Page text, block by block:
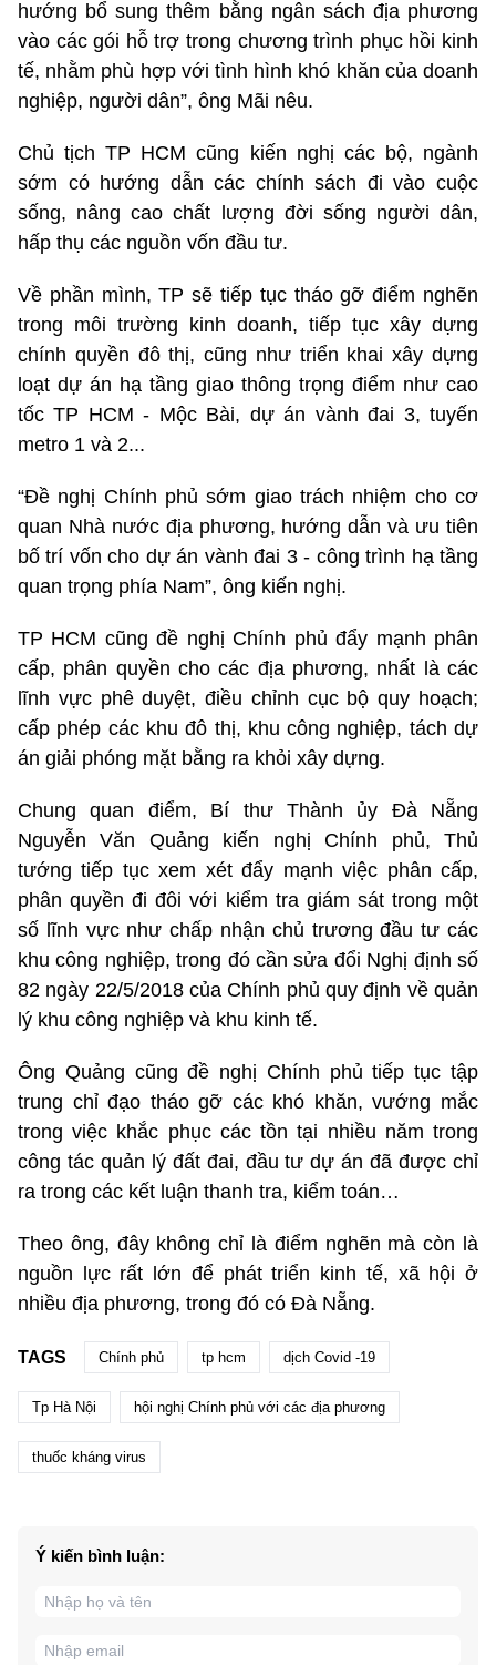
hướng bổ sung thêm bằng ngân sách địa phương
vào các gói hỗ trợ trong chương trình phục hồi kinh
tế, nhằm phù hợp với tình hình khó khăn của doanh
nghiệp, người dân”, ông Mãi nêu.
Chủ tịch TP HCM cũng kiến nghị các bộ, ngành
sớm có hướng dẫn các chính sách đi vào cuộc
sống, nâng cao chất lượng đời sống người dân,
hấp thụ các nguồn vốn đầu tư.
Về phần mình, TP sẽ tiếp tục tháo gỡ điểm nghẽn
trong môi trường kinh doanh, tiếp tục xây dựng
chính quyền đô thị, cũng như triển khai xây dựng
loạt dự án hạ tầng giao thông trọng điểm như cao
tốc TP HCM - Mộc Bài, dự án vành đai 3, tuyến
metro 1 và 2...
“Đề nghị Chính phủ sớm giao trách nhiệm cho cơ
quan Nhà nước địa phương, hướng dẫn và ưu tiên
bố trí vốn cho dự án vành đai 3 - công trình hạ tầng
quan trọng phía Nam”, ông kiến nghị.
TP HCM cũng đề nghị Chính phủ đẩy mạnh phân
cấp, phân quyền cho các địa phương, nhất là các
lĩnh vực phê duyệt, điều chỉnh cục bộ quy hoạch;
cấp phép các khu đô thị, khu công nghiệp, tách dự
án giải phóng mặt bằng ra khỏi xây dựng.
Chung quan điểm, Bí thư Thành ủy Đà Nẵng
Nguyễn Văn Quảng kiến nghị Chính phủ, Thủ
tướng tiếp tục xem xét đẩy mạnh việc phân cấp,
phân quyền đi đôi với kiểm tra giám sát trong một
số lĩnh vực như chấp nhận chủ trương đầu tư các
khu công nghiệp, trong đó cần sửa đổi Nghị định số
82 ngày 22/5/2018 của Chính phủ quy định về quản
lý khu công nghiệp và khu kinh tế.
Ông Quảng cũng đề nghị Chính phủ tiếp tục tập
trung chỉ đạo tháo gỡ các khó khăn, vướng mắc
trong việc khắc phục các tồn tại nhiều năm trong
công tác quản lý đất đai, đầu tư dự án đã được chỉ
ra trong các kết luận thanh tra, kiểm toán…
Theo ông, đây không chỉ là điểm nghẽn mà còn là
nguồn lực rất lớn để phát triển kinh tế, xã hội ở
nhiều địa phương, trong đó có Đà Nẵng.
TAGS Chính phủ tp hcm dịch Covid -19
Tp Hà Nội hội nghị Chính phủ với các địa phương
thuốc kháng virus
Ý kiến bình luận: